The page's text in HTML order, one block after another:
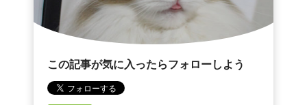
この記事が気に入ったらフォローしよう